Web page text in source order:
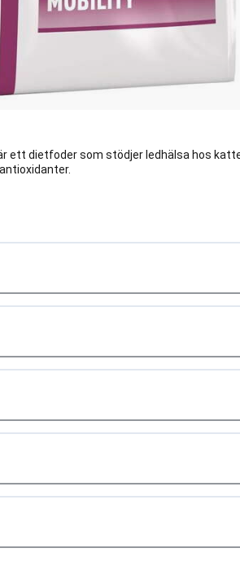
ett dietfoder som stödjer ledhälsa hos